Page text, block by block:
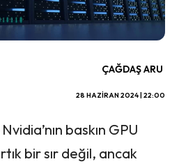
ÇAĞDAŞ ARU
28 HAZIRAN 2024 | 22:00
baskın GPU
bir sır değil, ancak